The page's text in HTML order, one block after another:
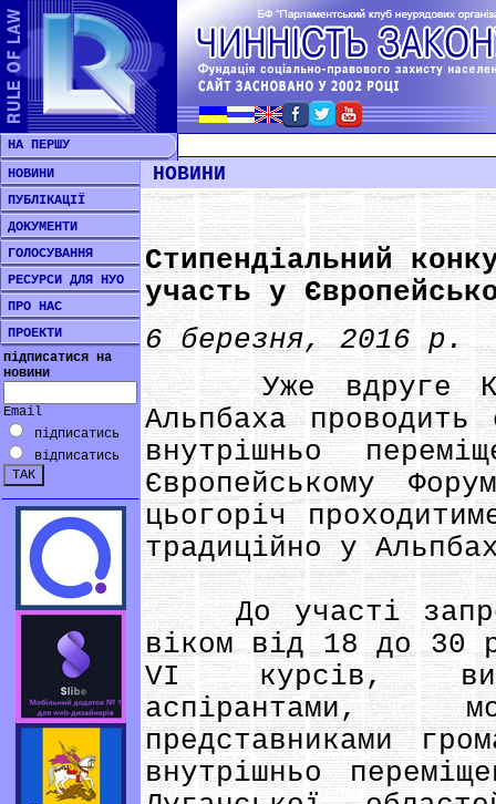
НА ПЕРШУ
НОВИНИ
ПУБЛІКАЦІЇ
ДОКУМЕНТИ
ГОЛОСУВАННЯ
РЕСУРСИ ДЛЯ НУО
ПРО НАС
ПРОЕКТИ
підписатися на
новини
Email
підписатись
відписатись
НОВИНИ
Стипендіальний
участь у
6 березня, 2016 р.
Уже вдруге
Альпбаха проводить
внутрішньо
Європейському
цьогоріч
традиційно у
До участі
віком від 18 до 30
VI курсів,
аспірантами,
представниками
внутрішньо